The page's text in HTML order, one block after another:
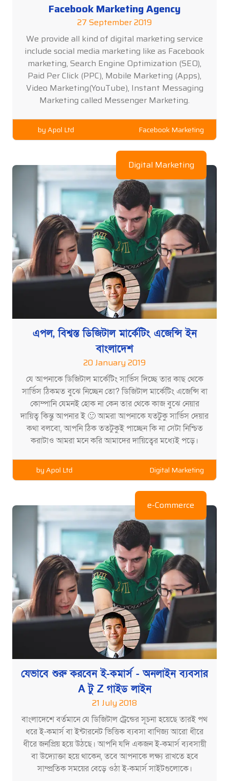
Facebook Marketing Agency
27 September 2019
We provide all kind of digital marketing service
include social media marketing like as Facebook
marketing, Search Engine Optimization (SEO),
Paid Per Click (PPC), Mobile Marketing (Apps),
Video Marketing(YouTube), Instant Messaging
Marketing called Messenger Marketing.
byApol Ltd Facebook Marketing
Digital Marketing
এপল, বিশ্বস্ত ডিজিটাল মার্কেটিং এজেন্সি ইন
বাংলাদেশ
20 January 2019
যে আপনাকে ডিজিটাল মার্কেটিং সার্ভিস দিচ্ছে তার কাছ থেকে
সার্ভিস ঠিকমত বুঝে নিচ্ছেন তো? ডিজিটাল মার্কেটিং এজেন্সি বা
কোম্পানি যেমনই হোক না কেন তার থেকে কাজ বুঝে নেয়ার
দায়িত্ব কিন্তু আপনার ই 🙂 আমরা আপনাকে যতটুকু সার্ভিস দেয়ার
কথা বলবো, আপনি ঠিক ততটুকুই পাচ্ছেন কি না সেটা নিশ্চিত
করাটাও আমরা মনে করি আমাদের দায়িত্বের মধ্যেই পড়ে।
byApol Ltd Digital Marketing
e-Commerce
যেভাবে শুরু করবেন ই-কমার্স - অনলাইন ব্যবসার
A টু Z গাইড লাইন
21 July 2018
বাংলাদেশে বর্তমানে যে ডিজিটাল ট্রেন্ডের সূচনা হয়েছে তারই পথ
ধরে ই-কমার্স বা ইন্টারনেট ভিত্তিক ব্যবসা বাণিজ্য আরো ধীরে
ধীরে জনপ্রিয় হয়ে উঠছে। আপনি যদি একজন ই-কমার্স ব্যবসায়ী
বা উদ্যোক্তা হয়ে থাকেন, তবে আপনাকে লক্ষ্য রাখতে হবে
সাম্প্রতিক সময়ের বেড়ে ওঠা ই-কমার্স সাইটগুলোকে।